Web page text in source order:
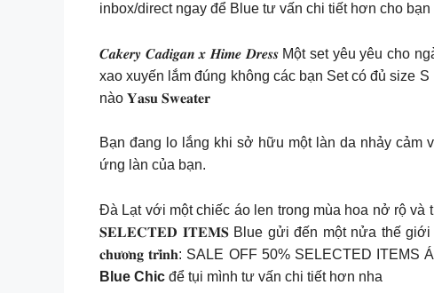
inbox/direct ngay để Blue tư vấn chi tiết hơn cho bạn
𝑪𝒂𝒌𝒆𝒓𝒚 𝑪𝒂𝒅𝒊𝒈𝒂𝒏 𝒙 𝑯𝒊𝒎𝒆 𝑫𝒓𝒆𝒔𝒔 Một set yêu yêu
xao xuyến lắm đúng không các bạn Set có đủ size
nào 𝐘𝐚𝐬𝐮 𝐒𝐰𝐞𝐚𝐭𝐞𝐫
Bạn đang lo lắng khi sở hữu một làn da nhảy cảm
ứng làn của bạn.
Đà Lạt với một chiếc áo len trong mùa hoa nở rộ
𝐒𝐄𝐋𝐄𝐂𝐓𝐄𝐃 𝐈𝐓𝐄𝐌𝐒 Blue gửi đến một nửa thế giới
𝐜𝐡𝐮̛𝐨̛𝐧𝐠 𝐭𝐫𝐢̀𝐧𝐡: SALE OFF 50% SELECTED
Blue Chic để tụi mình tư vấn chi tiết hơn nha